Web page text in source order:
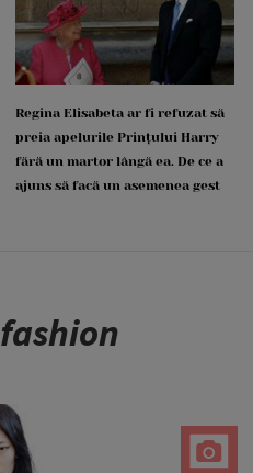
Regina Elisabeta ar fi refuzat să
preia apelurile Prințului Harry
fără un martor lângă ea. De ce a
ajuns să facă un asemenea gest
fashion